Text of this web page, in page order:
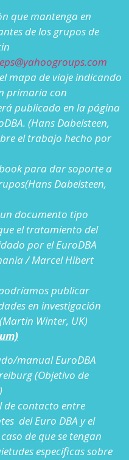
que mantenga en
de los grupos de
mapa de viaje indicando
primaria con
publicado en la página
(Hans Dabelsteen,
el trabajo hecho por
para dar soporte a
(Hans Dabelsteen,
documento tipo
el tratamiento del
por el EuroDBA
/ Marcel Hibert
publicar
en investigación
(Martin Winter, UK)
manual EuroDBA
(Objetivo de
de contacto entre
del Euro DBA y el
de que se tengan
específicas sobre